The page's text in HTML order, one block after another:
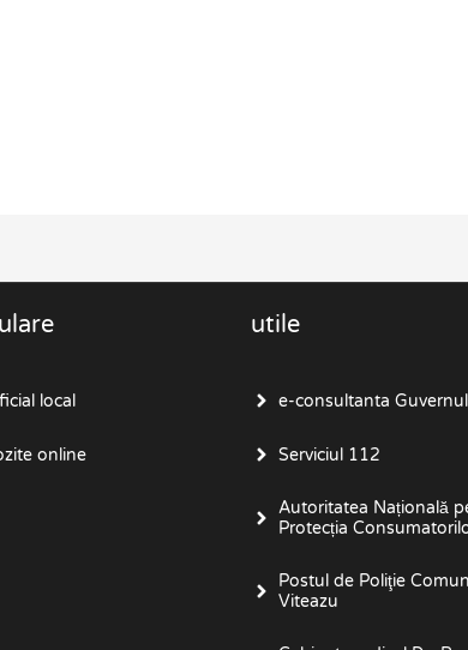
local
online
utile
e-consultanta
Serviciul 112
Autoritatea Națională
Protecția
Postul de Poliţie
Viteazu